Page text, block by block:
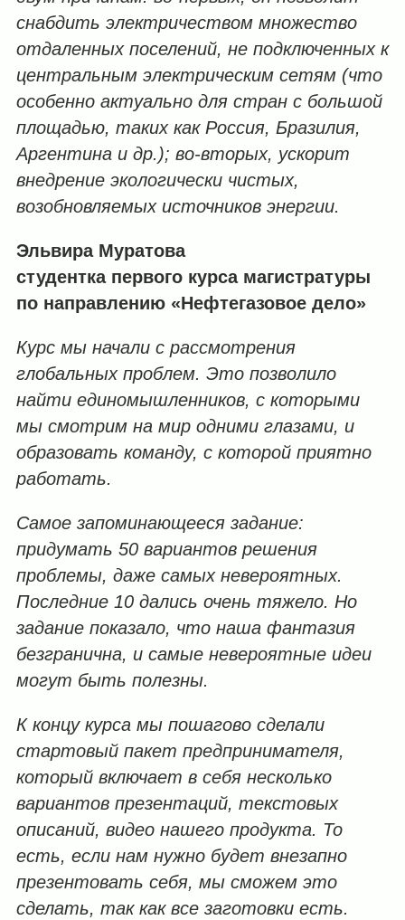
снабдить электричеством множество
отдаленных поселений, не подключенных к
центральным электрическим сетям (что
особенно актуально для стран с большой
площадью, таких как Россия, Бразилия,
Аргентина и др.); во-вторых, ускорит
внедрение экологически чистых,
возобновляемых источников энергии.
Эльвира Муратова
студентка первого курса магистратуры
по направлению «Нефтегазовое дело»
Курс мы начали с рассмотрения
глобальных проблем. Это позволило
найти единомышленников, с которыми
мы смотрим на мир одними глазами, и
образовать команду, с которой приятно
работать.
Самое запоминающееся задание:
придумать 50 вариантов решения
проблемы, даже самых невероятных.
Последние 10 дались очень тяжело. Но
задание показало, что наша фантазия
безгранична, и самые невероятные идеи
могут быть полезны.
К концу курса мы пошагово сделали
стартовый пакет предпринимателя,
который включает в себя несколько
вариантов презентаций, текстовых
описаний, видео нашего продукта. То
есть, если нам нужно будет внезапно
презентовать себя, мы сможем это
сделать, так как все заготовки есть.